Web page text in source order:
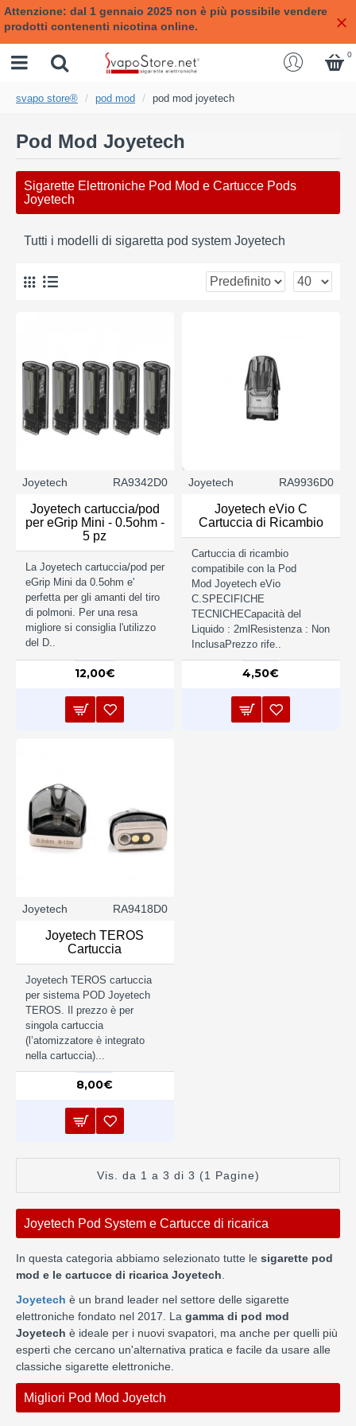
Attenzione: dal 1 gennaio 2025 non è più possibile vendere
prodotti contenenti nicotina online.
0
svapo store® pod mod pod mod joyetech
Pod Mod Joyetech
Sigarette Elettroniche Pod Mod e Cartucce Pods
Joyetech
Tutti i modelli di sigaretta pod system Joyetech
Joyetech RA9342D0
Joyetech cartuccia/pod
per eGrip Mini - 0.5ohm -
5 pz
La Joyetech cartuccia/pod per
eGrip Mini da 0.5ohm e'
perfetta per gli amanti del tiro
di polmoni. Per una resa
migliore si consiglia l'utilizzo
del D..
12,00€
Joyetech RA9936D0
Joyetech eVio C
Cartuccia di Ricambio
Cartuccia di ricambio
compatibile con la Pod
Mod Joyetech eVio
C.SPECIFICHE
TECNICHECapacità del
Liquido : 2mlResistenza : Non
InclusaPrezzo rife..
4,50€
Joyetech RA9418D0
Joyetech TEROS
Cartuccia
Joyetech TEROS cartuccia
per sistema POD Joyetech
TEROS. Il prezzo è per
singola cartuccia
(l’atomizzatore è integrato
nella cartuccia)...
8,00€
Vis. da 1 a 3 di 3 (1 Pagine)
Joyetech Pod System e Cartucce di ricarica
In questa categoria abbiamo selezionato tutte le sigarette pod
mod e le cartucce di ricarica Joyetech
Joyetech è un brand leader nel settore delle sigarette
elettroniche fondato nel 2017. La gamma di pod mod
Joyetech è ideale per i nuovi svapatori, ma anche per quelli più
esperti che cercano un'alternativa pratica e facile da usare alle
classiche sigarette elettroniche.
Migliori Pod Mod Joyetch